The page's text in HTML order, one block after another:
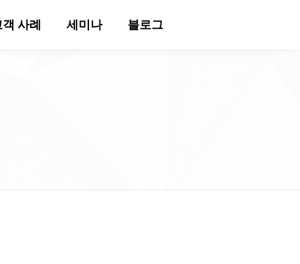
사례 세미나 블로그